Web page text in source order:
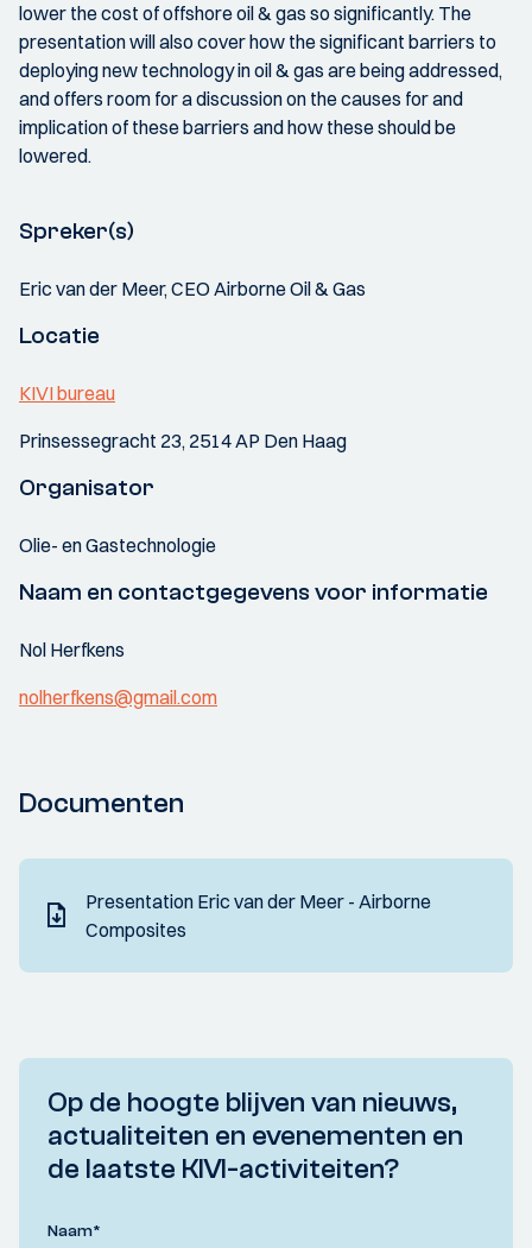
lower the cost of offshore oil & gas so significantly. The
presentation will also cover how the significant barriers to
deploying new technology in oil & gas are being addressed,
and offers room for a discussion on the causes for and
implication of these barriers and how these should be
lowered.
Spreker(s)
Eric van der Meer, CEO Airborne Oil & Gas
Locatie
KIVI bureau
Prinsessegracht 23, 2514 AP Den Haag
Organisator
Olie- en Gastechnologie
Naam en contactgegevens voor informatie
Nol Herfkens
nolherfkens@gmail.com
Documenten
Presentation Eric van der Meer - Airborne
Composites
Op de hoogte blijven van nieuws,
actualiteiten en evenementen en
de laatste KIVI-activiteiten?
Naam*